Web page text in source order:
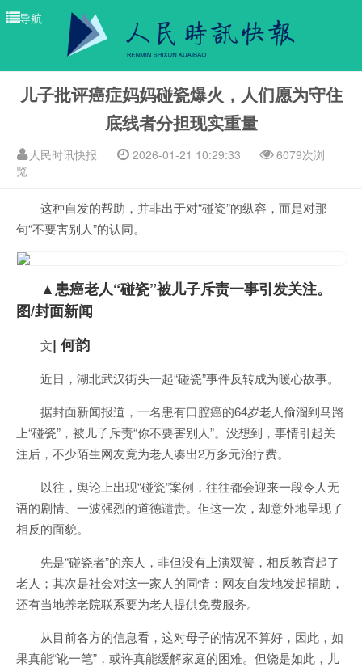
导航
儿子批评癌症妈妈碰瓷爆火，人们愿为守住
底线者分担现实重量
人民时讯快报 2026-01-21 10:29:33
6079次浏
览
这种自发的帮助，并非出于对“碰瓷”的纵容，而是对那
句“不要害别人”的认同。
▲患癌老人“碰瓷”被儿子斥责一事引发关注。
图/封面新闻
文| 何韵
近日，湖北武汉街头一起“碰瓷”事件反转成为暖心故事。
据封面新闻报道，一名患有口腔癌的64岁老人偷溜到马路
上“碰瓷”，被儿子斥责“你不要害别人”。没想到，事情引起关
注后，不少陌生网友竟为老人凑出2万多元治疗费。
以往，舆论上出现“碰瓷”案例，往往都会迎来一段令人无
语的剧情、一波强烈的道德谴责。但这一次，却意外地呈现了
相反的面貌。
先是“碰瓷者”的亲人，非但没有上演双簧，相反教育起了
老人；其次是社会对这一家人的同情：网友自发地发起捐助，
还有当地养老院联系要为老人提供免费服务。
从目前各方的信息看，这对母子的情况不算好，因此，如
果真能“讹一笔”，或许真能缓解家庭的困难。但饶是如此，儿